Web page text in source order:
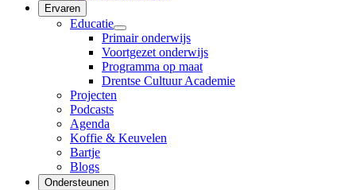
Ervaren
Educatie
Primair onderwijs
Voortgezet onderwijs
Programma op maat
Drentse Cultuur Academie
Projecten
Podcasts
Agenda
Koffie & Keuvelen
Bartje
Blogs
Ondersteunen